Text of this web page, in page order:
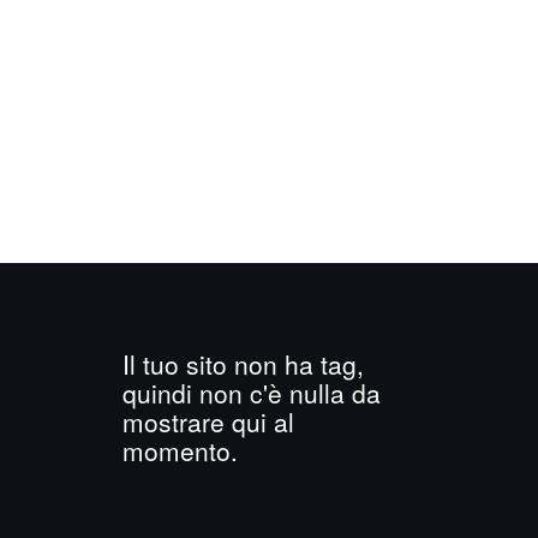
Il tuo sito non ha tag,
quindi non c'è nulla da
mostrare qui al
momento.